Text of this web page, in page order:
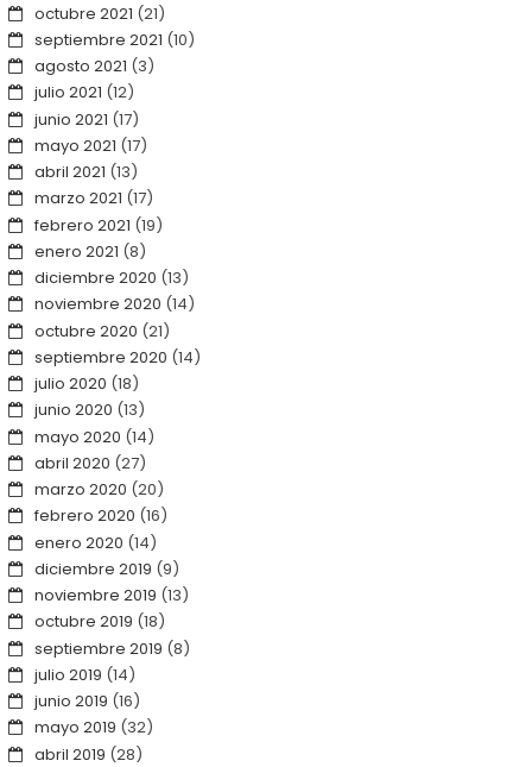
octubre 2021 (21)
septiembre 2021 (10)
agosto 2021 (3)
julio 2021 (12)
junio 2021 (17)
mayo 2021 (17)
abril 2021 (13)
marzo 2021 (17)
febrero 2021 (19)
enero 2021 (8)
diciembre 2020 (13)
noviembre 2020 (14)
octubre 2020 (21)
septiembre 2020 (14)
julio 2020 (18)
junio 2020 (13)
mayo 2020 (14)
abril 2020 (27)
marzo 2020 (20)
febrero 2020 (16)
enero 2020 (14)
diciembre 2019 (9)
noviembre 2019 (13)
octubre 2019 (18)
septiembre 2019 (8)
julio 2019 (14)
junio 2019 (16)
mayo 2019 (32)
abril 2019 (28)